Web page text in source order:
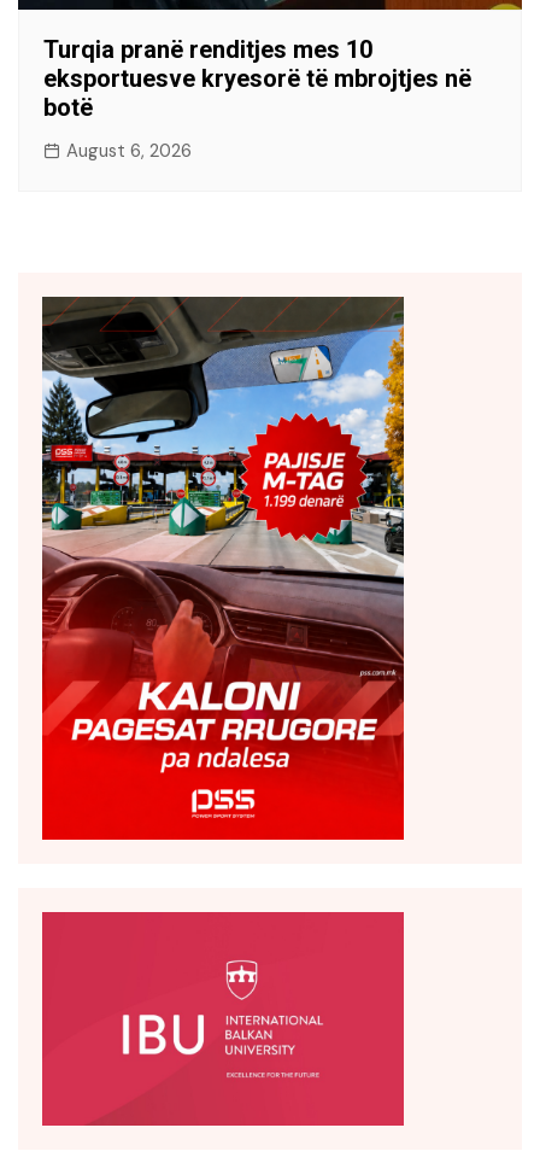
Turqia pranë renditjes mes 10
eksportuesve kryesorë të mbrojtjes në
botë
August 6, 2026